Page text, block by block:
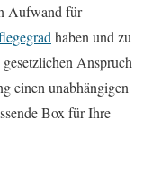
Aufwand für
haben und zu
Anspruch
einen unabhängigen
Box für Ihre